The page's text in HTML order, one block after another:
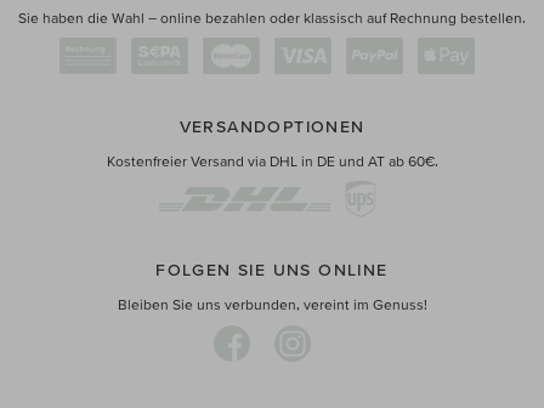
Sie haben die Wahl – online bezahlen oder klassisch auf Rechnung bestellen.
VERSANDOPTIONEN
Kostenfreier Versand via DHL in DE und AT ab 60€.
FOLGEN SIE UNS ONLINE
Bleiben Sie uns verbunden, vereint im Genuss!